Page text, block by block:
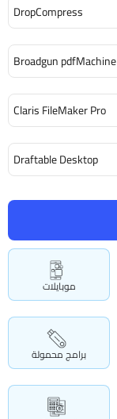
موبايلات
برامج محمولة
DropCompress
Broadgun pdfMachine
Claris FileMaker Pro
Draftable Desktop